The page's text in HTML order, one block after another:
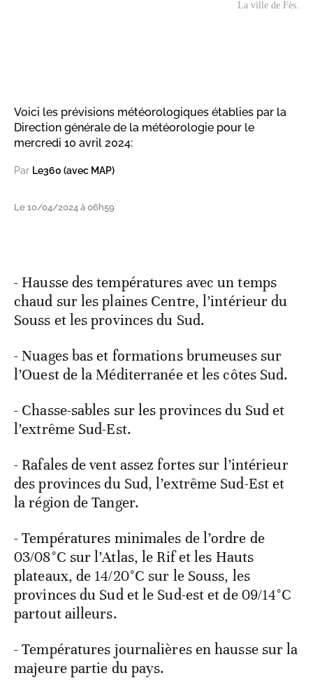
La ville de Fès.
Voici les prévisions météorologiques établies par la
Direction générale de la météorologie pour le
mercredi 10 avril 2024:
Par Le360 (avec MAP)
Le 10/04/2024 à 06h59
- Hausse des températures avec un temps
chaud sur les plaines Centre, l’intérieur du
Souss et les provinces du Sud.
- Nuages bas et formations brumeuses sur
l’Ouest de la Méditerranée et les côtes Sud.
- Chasse-sables sur les provinces du Sud et
l’extrême Sud-Est.
- Rafales de vent assez fortes sur l’intérieur
des provinces du Sud, l’extrême Sud-Est et
la région de Tanger.
- Températures minimales de l’ordre de
03/08°C sur l’Atlas, le Rif et les Hauts
plateaux, de 14/20°C sur le Souss, les
provinces du Sud et le Sud-est et de 09/14°C
partout ailleurs.
- Températures journalières en hausse sur la
majeure partie du pays.